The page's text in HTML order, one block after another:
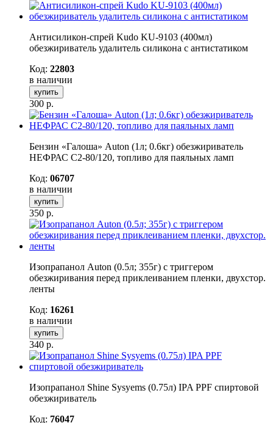
Антисиликон-спрей Kudo KU-9103 (400мл)
обезжириватель удалитель силикона с антистатиком
Код: 22803
в наличии
купить
300 р.
Бензин «Галоша» Auton (1л; 0.6кг) обезжириватель
НЕФРАС С2-80/120, топливо для паяльных ламп
Код: 06707
в наличии
купить
350 р.
Изопрапанол Auton (0.5л; 355г) с триггером
обезжиривания перед приклеиванием пленки, двухстор.
ленты
Код: 16261
в наличии
купить
340 р.
Изопрапанол Shine Sysyems (0.75л) IPA PPF спиртовой
обезжириватель
Код: 76047